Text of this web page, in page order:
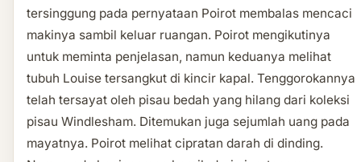
tersinggung pada pernyataan Poirot membalas mencaci
makinya sambil keluar ruangan. Poirot mengikutinya
untuk meminta penjelasan, namun keduanya melihat
tubuh Louise tersangkut di kincir kapal. Tenggorokannya
telah tersayat oleh pisau bedah yang hilang dari koleksi
pisau Windlesham. Ditemukan juga sejumlah uang pada
mayatnya. Poirot melihat cipratan darah di dinding.